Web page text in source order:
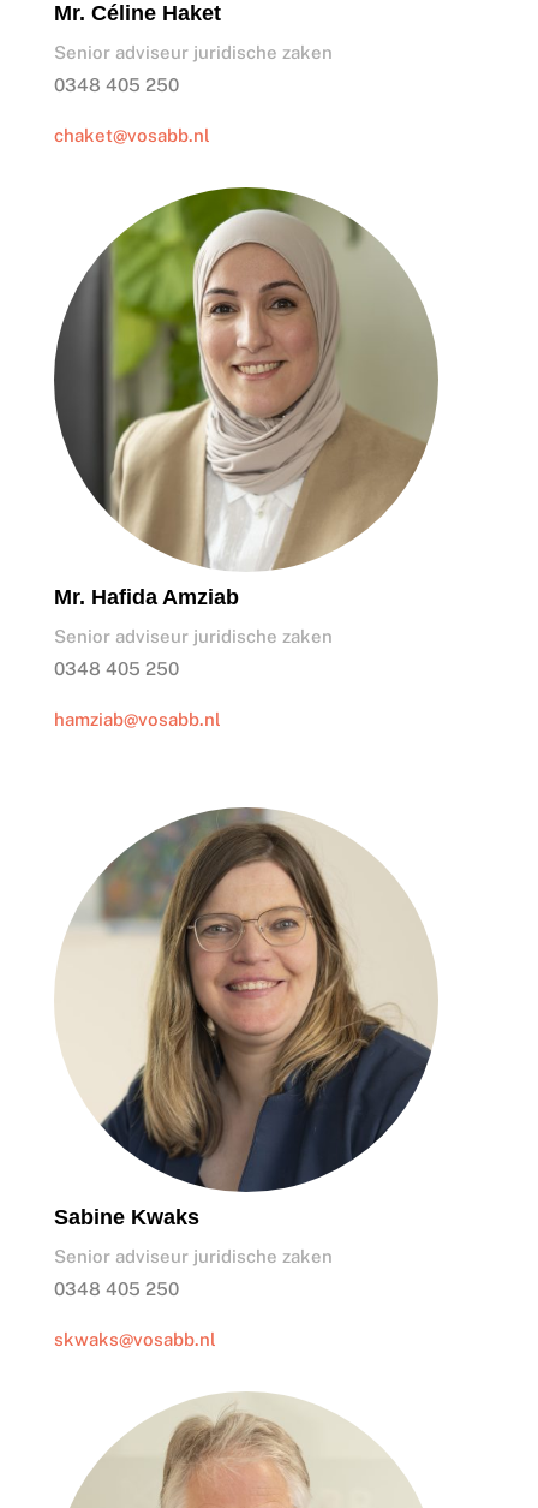
Mr. Céline Haket
Senior adviseur juridische zaken
0348 405 250
chaket@vosabb.nl
Mr. Hafida Amziab
Senior adviseur juridische zaken
0348 405 250
hamziab@vosabb.nl
Sabine Kwaks
Senior adviseur juridische zaken
0348 405 250
skwaks@vosabb.nl